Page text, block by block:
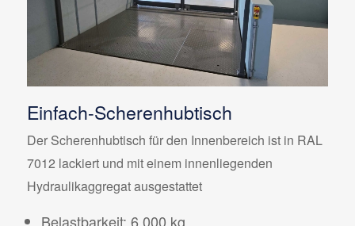
Einfach-Scherenhubtisch
Der Scherenhubtisch für den Innenbereich ist in RAL
7012 lackiert und mit einem innenliegenden
Hydraulikaggregat ausgestattet
Belastbarkeit: 6.000 kg